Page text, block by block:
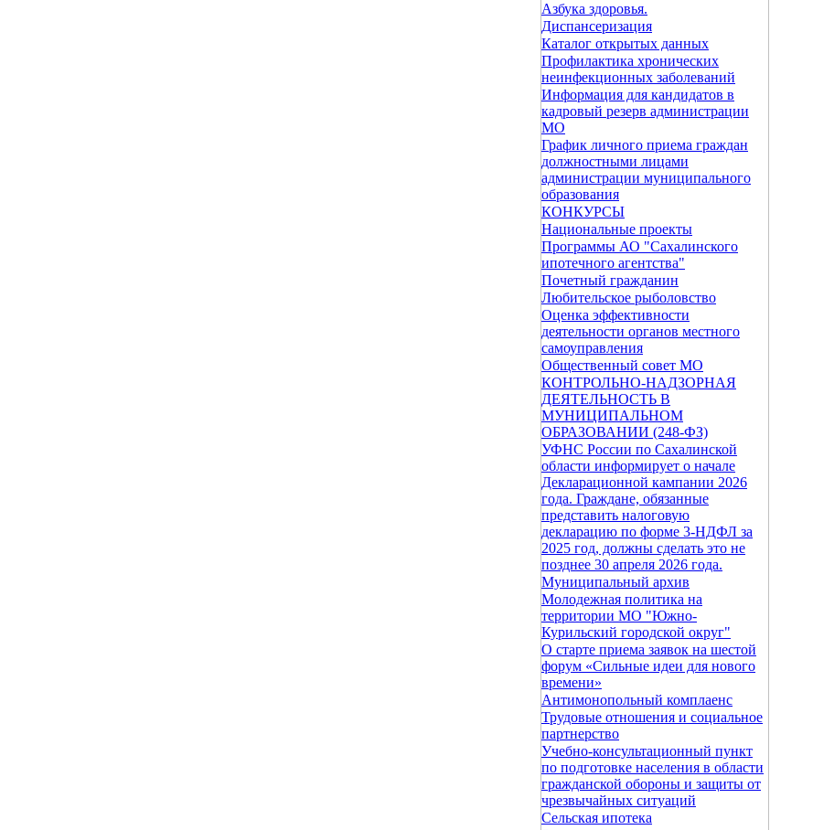
Азбука здоровья.
Диспансеризация
Каталог открытых данных
Профилактика хронических
неинфекционных заболеваний
Информация для кандидатов в
кадровый резерв администрации
МО
График личного приема граждан
должностными лицами
администрации муниципального
образования
КОНКУРСЫ
Национальные проекты
Программы АО "Сахалинского
ипотечного агентства"
Почетный гражданин
Любительское рыболовство
Оценка эффективности
деятельности органов местного
самоуправления
Общественный совет МО
КОНТРОЛЬНО-НАДЗОРНАЯ
ДЕЯТЕЛЬНОСТЬ В
МУНИЦИПАЛЬНОМ
ОБРАЗОВАНИИ (248-ФЗ)
УФНС России по Сахалинской
области информирует о начале
Декларационной кампании 2026
года. Граждане, обязанные
представить налоговую
декларацию по форме 3-НДФЛ за
2025 год, должны сделать это не
позднее 30 апреля 2026 года.
Муниципальный архив
Молодежная политика на
территории МО "Южно-
Курильский городской округ"
О старте приема заявок на шестой
форум «Сильные идеи для нового
времени»
Антимонопольный комплаенс
Трудовые отношения и социальное
партнерство
Учебно-консультационный пункт
по подготовке населения в области
гражданской обороны и защиты от
чрезвычайных ситуаций
Сельская ипотека